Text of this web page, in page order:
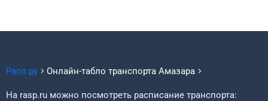
Расп.ру Онлайн-табло транспорта Амазара
На rasp.ru можно посмотреть расписание транспорта: